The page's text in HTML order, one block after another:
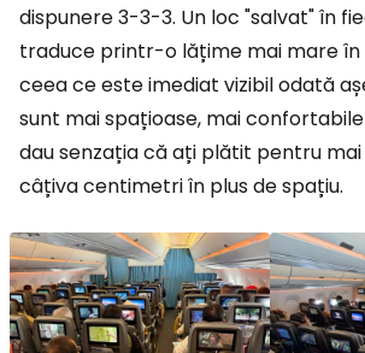
dispunere 3-3-3. Un loc "salvat" în
traduce printr-o lățime mai mare în
ceea ce este imediat vizibil odată
sunt mai spațioase, mai confortabile
dau senzația că ați plătit pentru
câțiva centimetri în plus de spațiu.